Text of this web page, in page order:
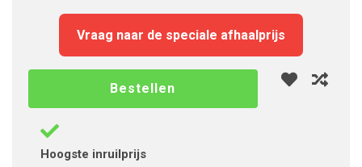
Vraag naar de speciale afhaalprijs
Hoogste inruilprijs